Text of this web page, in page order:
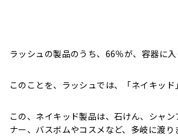
ラッシュの製品のうち、66％が、容器に入
このことを、ラッシュでは、「ネイキッド
この、ネイキッド製品は、石けん、シャン
ナー、バスボムやコスメなど、多岐に渡り